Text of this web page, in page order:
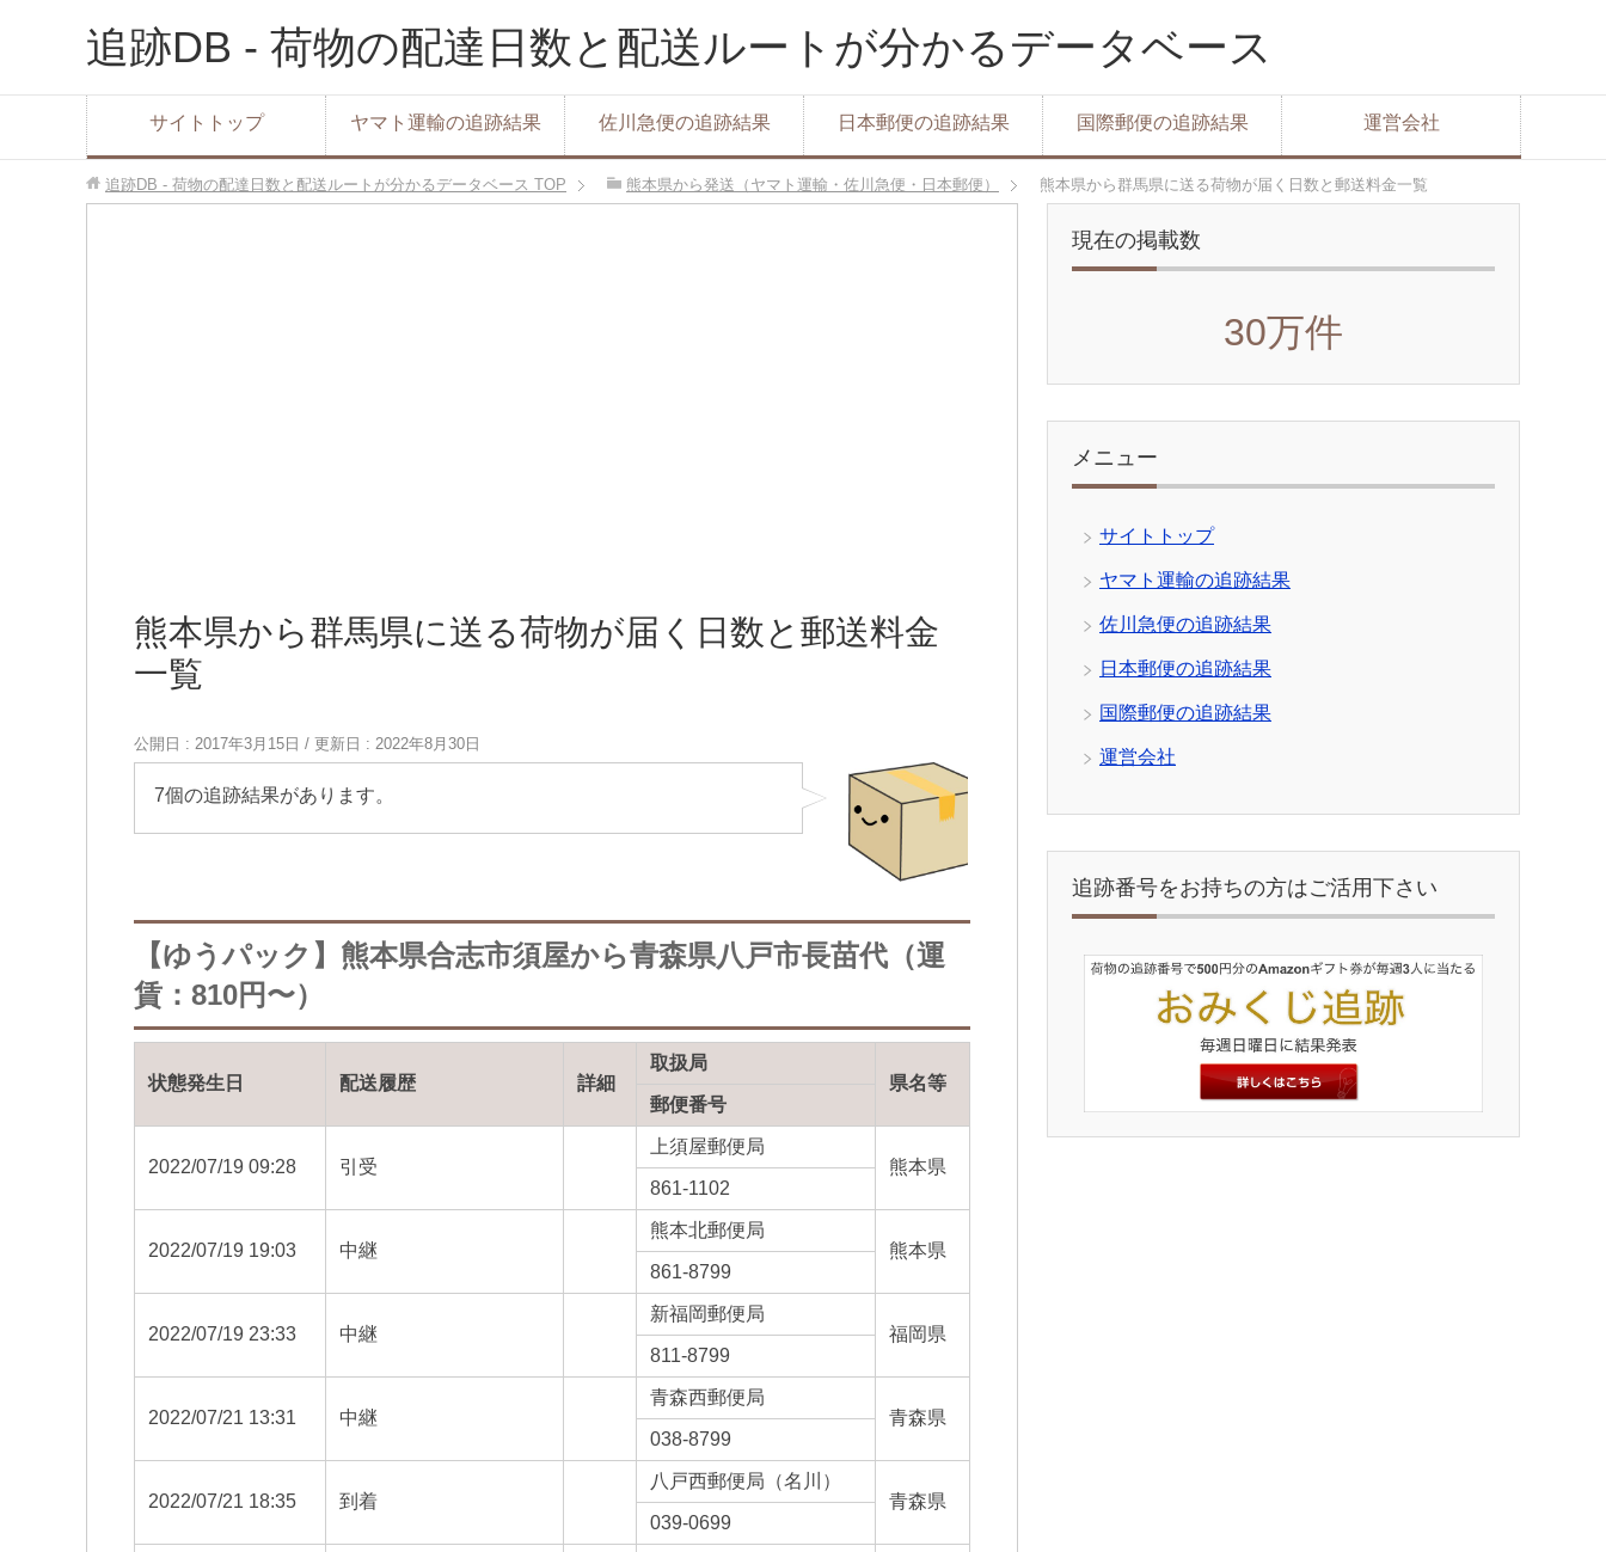
追跡DB - 荷物の配達日数と配送ルートが分かるデータベース
サイトトップ ヤマト運輸の追跡結果 佐川急便の追跡結果 日本郵便の追跡結果 国際郵便の追跡結果 運営会社
追跡DB - 荷物の配達日数と配送ルートが分かるデータベース TOP 熊本県から発送（ヤマト運輸・佐川急便・日本郵便） 熊本県から群馬県に送る荷物が届く日数と郵送料金一覧
熊本県から群馬県に送る荷物が届く日数と郵送料金
一覧
公開日 : 2017年3月15日 / 更新日 : 2022年8月30日
7個の追跡結果があります。
【ゆうパック】熊本県合志市須屋から青森県八戸市長苗代（運
賃：810円〜）
状態発生日 配送履歴 詳細
取扱局
県名等
郵便番号
2022/07/19 09:28 引受
上須屋郵便局
熊本県
861-1102
2022/07/19 19:03 中継
熊本北郵便局
熊本県
861-8799
2022/07/19 23:33 中継
新福岡郵便局
福岡県
811-8799
2022/07/21 13:31 中継
青森西郵便局
青森県
038-8799
2022/07/21 18:35 到着
八戸西郵便局（名川）
青森県
039-0699
現在の掲載数
30万件
メニュー
サイトトップ
ヤマト運輸の追跡結果
佐川急便の追跡結果
日本郵便の追跡結果
国際郵便の追跡結果
運営会社
追跡番号をお持ちの方はご活用下さい